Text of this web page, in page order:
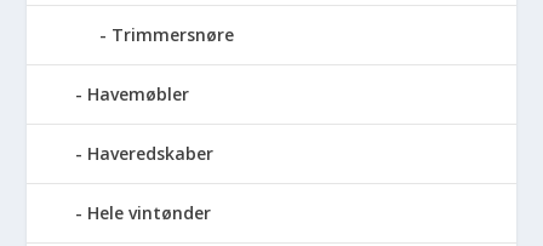
Trimmersnøre
Havemøbler
Haveredskaber
Hele vintønder